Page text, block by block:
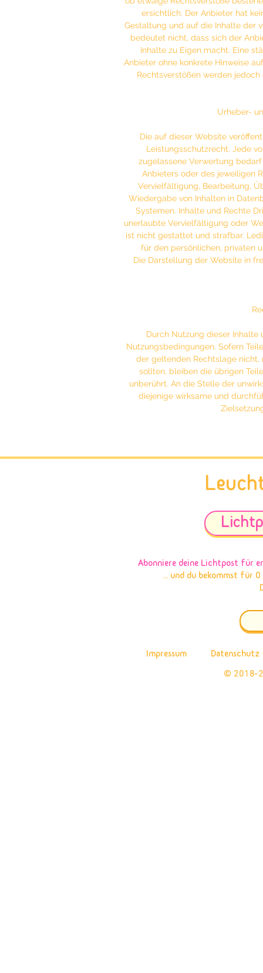
ersichtlich. Der Anbieter hat
Gestaltung und auf die Inhalte der
bedeutet nicht, dass sich der
Inhalte zu Eigen macht. Eine
Anbieter ohne konkrete Hinweise
Rechtsverstößen werden
Urheber-
Die auf dieser Website
Leistungsschutzrecht. Jede
zugelassene Verwertung
Anbieters oder des jeweiligen
Vervielfältigung, Bearbeitung,
Wiedergabe von Inhalten in
Systemen. Inhalte und Rechte
unerlaubte Vervielfältigung oder
ist nicht gestattet und strafbar.
für den persönlichen, privaten
Die Darstellung der Website in
Durch Nutzung dieser
Nutzungsbedingungen. Sofern
der geltenden Rechtslage
sollten, bleiben die übrigen
unberührt. An die Stelle der
diejenige wirksame und
Abonniere deine Lichtpost für
... und du bekommst für
Impressum Datenschutz
© 2018-